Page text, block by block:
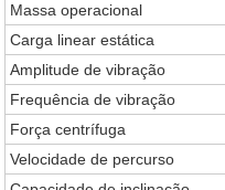
Massa operacional
Carga linear estática
Amplitude de vibração
Frequência de vibração
Força centrífuga
Velocidade de percurso